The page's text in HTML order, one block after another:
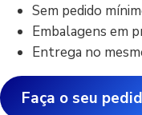
Sem pedido
Embalagens em
Entrega no
Faça o seu